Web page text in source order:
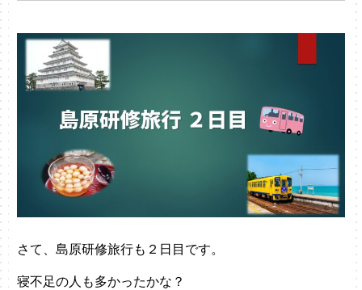
さて、島原研修旅行も２日目です。
寝不足の人も多かったかな？